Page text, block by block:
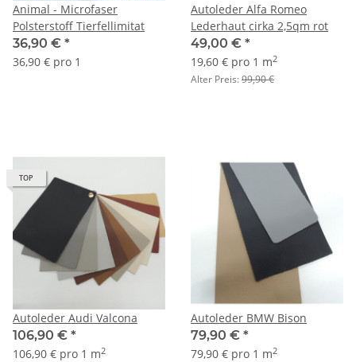
Animal - Microfaser
Polsterstoff Tierfellimitat
36,90 € *
36,90 € pro 1
Autoleder Alfa Romeo
Lederhaut cirka 2,5qm rot
49,00 € *
19,60 € pro 1 m2
Alter Preis:99,90 €
TOP
Autoleder Audi Valcona
106,90 € *
106,90 € pro 1 m2
Autoleder BMW Bison
79,90 € *
79,90 € pro 1 m2